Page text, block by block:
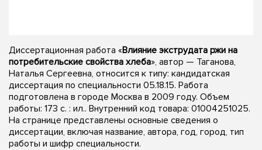
Диссертационная работа «Влияние экструдата ржи на
потребительские свойства хлеба», автор — Таганова,
Наталья Сергеевна, относится к типу: кандидатская
диссертация по специальности 05.18.15. Работа
подготовлена в городе Москва в 2009 году. Объем
работы: 173 с. : ил.. Внутренний код товара: 01004251025.
На странице представлены основные сведения о
диссертации, включая название, автора, год, город, тип
работы и шифр специальности.